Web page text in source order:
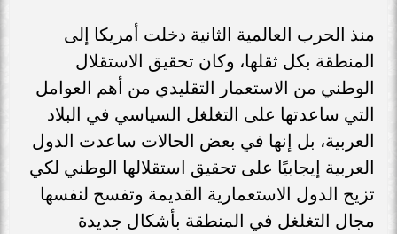
منذ الحرب العالمية الثانية دخلت أمريكا إلى
المنطقة بكل ثقلها، وكان تحقيق الاستقلال
الوطني من الاستعمار التقليدي من أهم العوامل
التي ساعدتها على التغلغل السياسي في البلاد
العربية، بل إنها في بعض الحالات ساعدت الدول
العربية إيجابيًا على تحقيق استقلالها الوطني لكي
تزيح الدول الاستعمارية القديمة وتفسح لنفسها
مجال التغلغل في المنطقة بأشكال جديدة